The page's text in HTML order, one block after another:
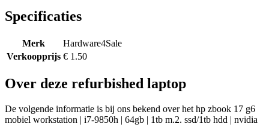
Specificaties
Merk
Hardware4Sale
Verkoopprijs € 1.50
Over deze refurbished laptop
De volgende informatie is bij ons bekend over het hp zbook 17 g6
mobiel workstation | i7-9850h | 64gb | 1tb m.2. ssd/1tb hdd | nvidia